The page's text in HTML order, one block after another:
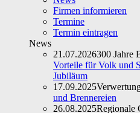
Firmen informieren
Termine
Termin eintragen
News
21.07.2026300 Jahre
Vorteile für Volk und
Jubiläum
17.09.2025
und Brennereien
26.08.2025Regionale